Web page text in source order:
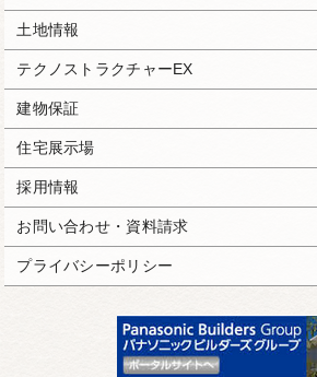
土地情報
テクノストラクチャーEX
建物保証
住宅展示場
採用情報
お問い合わせ・資料請求
プライバシーポリシー